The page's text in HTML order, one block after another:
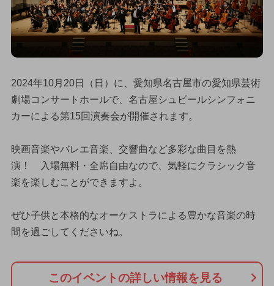
2024年10月20日（日）に、愛知県名古屋市の愛知県芸術
劇場コンサートホールで、名古屋シュピールシンフォニ
カーによる第15回演奏会が開催されます。
映画音楽やバレエ音楽、交響曲など多彩な曲目を熱
演！ 入場無料・全席自由なので、気軽にクラシック音
楽を楽しむことができますよ。
ぜひ子供と本格的なオーケストラによる豊かな音楽の時
間を過ごしてくださいね。
このイベントの詳しい情報を見る